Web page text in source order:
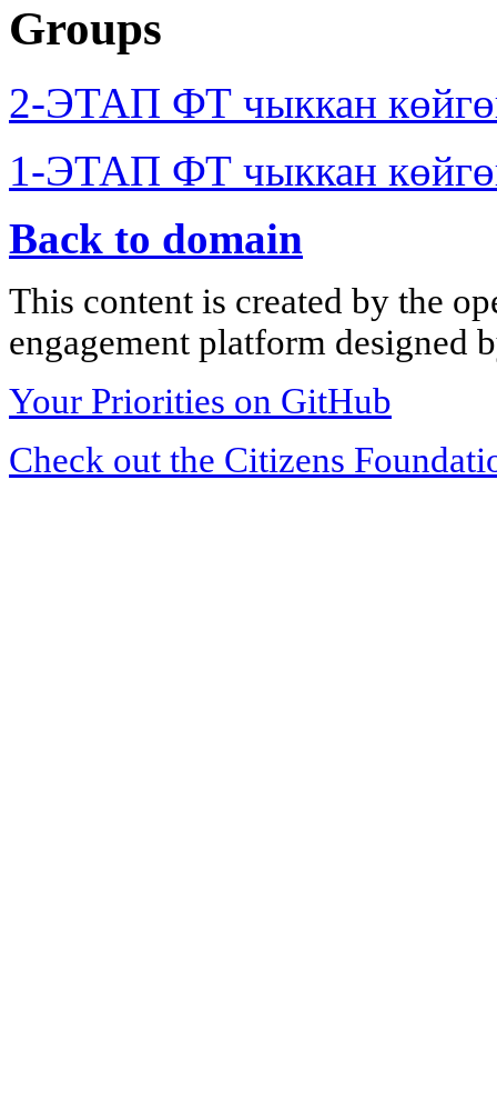
Groups
2-ЭТАП ФТ чыккан
1-ЭТАП ФТ чыккан
Back to domain
This content is created by the
engagement platform designed
Your Priorities on GitHub
Check out the Citizens